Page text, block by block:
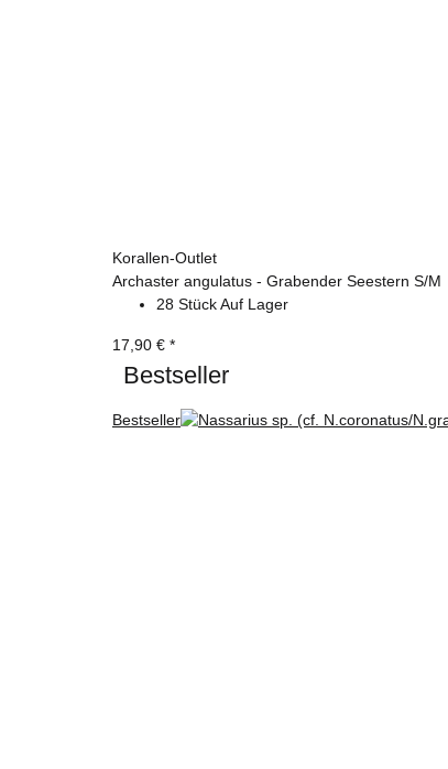
Korallen-Outlet
Archaster angulatus - Grabender Seestern S/M
28 Stück Auf Lager
17,90 € *
Bestseller
Bestseller